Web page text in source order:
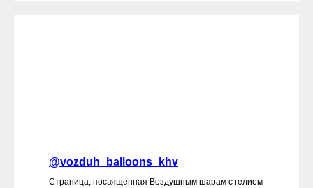
@vozduh_balloons_khv
Страница, посвященная Воздушным шарам с гелием